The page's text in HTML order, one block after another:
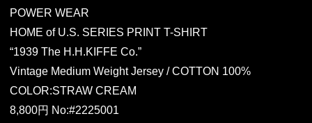
POWER WEAR
HOME of U.S. SERIES PRINT T-SHIRT
“1939 The H.H.KIFFE Co.”
Vintage Medium Weight Jersey / COTTON 100%
COLOR:STRAW CREAM
8,800円 No:#2225001